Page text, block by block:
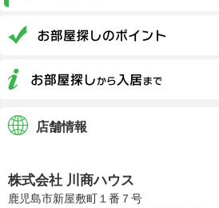
店舗情報
株式会社 川商ハウス
鹿児島市新屋敷町１番７号